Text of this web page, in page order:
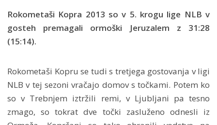
Rokometaši Kopra 2013 so v 5. krogu lige NLB v
gosteh premagali ormoški Jeruzalem z 31:28
(15:14).
Rokometaši Kopru se tudi s tretjega gostovanja v ligi
NLB v tej sezoni vračajo domov s točkami. Potem ko
so v Trebnjem iztržili remi, v Ljubljani pa tesno
zmago, so tokrat dve točki zasluženo odnesli iz